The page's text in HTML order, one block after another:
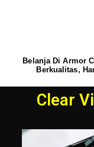
Belanja Di Armor
Berkualitas,
Clear